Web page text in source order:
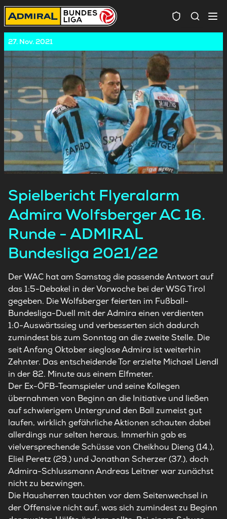
27. Nov. 2021
Spielbericht Flyeralarm
Admira Wolfsberger AC 16.
Runde - ADMIRAL
Bundesliga 2021/22
Der WAC hat am Samstag die passende Antwort auf
das 1:5-Debakel in der Vorwoche bei der WSG Tirol
gegeben. DieWolfsbergerfeierten im Fußball-
Bundesliga-Duell mit der Admira einen verdienten
1:0-Auswärtssieg und verbesserten sich dadurch
zumindest bis zum Sonntag an die zweite Stelle. Die
seit Anfang Oktober sieglose Admira ist weiterhin
Zehnter. Das entscheidende Tor erzielte Michael Liendl
in der 82. Minute aus einem Elfmeter.
Der Ex-ÖFB-Teamspieler und seine Kollegen
übernahmen von Beginn an die Initiative und ließen
auf schwierigem Untergrund den Ball zumeist gut
laufen, wirklich gefährliche Aktionen schauten dabei
allerdings nur selten heraus. Immerhin gab es
vielversprechende Schüsse von Cheikhou Dieng (14.),
Eliel Peretz (29.) und Jonathan Scherzer (37.), doch
Admira-Schlussmann Andreas Leitner war zunächst
nicht zu bezwingen.
Die Hausherren tauchten vor dem Seitenwechsel in
der Offensive nicht auf, was sich zumindest zu Beginn